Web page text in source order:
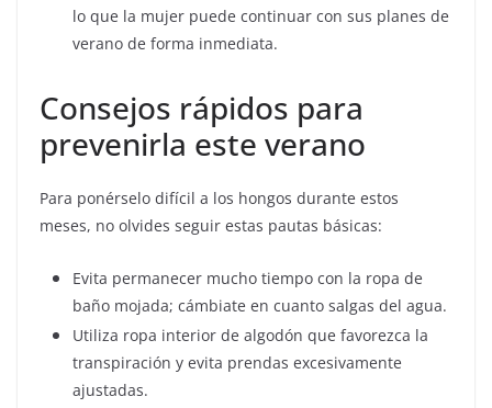
lo que la mujer puede continuar con sus planes de
verano de forma inmediata.
Consejos rápidos para
prevenirla este verano
Para ponérselo difícil a los hongos durante estos
meses, no olvides seguir estas pautas básicas:
Evita permanecer mucho tiempo con la ropa de
baño mojada; cámbiate en cuanto salgas del agua.
Utiliza ropa interior de algodón que favorezca la
transpiración y evita prendas excesivamente
ajustadas.